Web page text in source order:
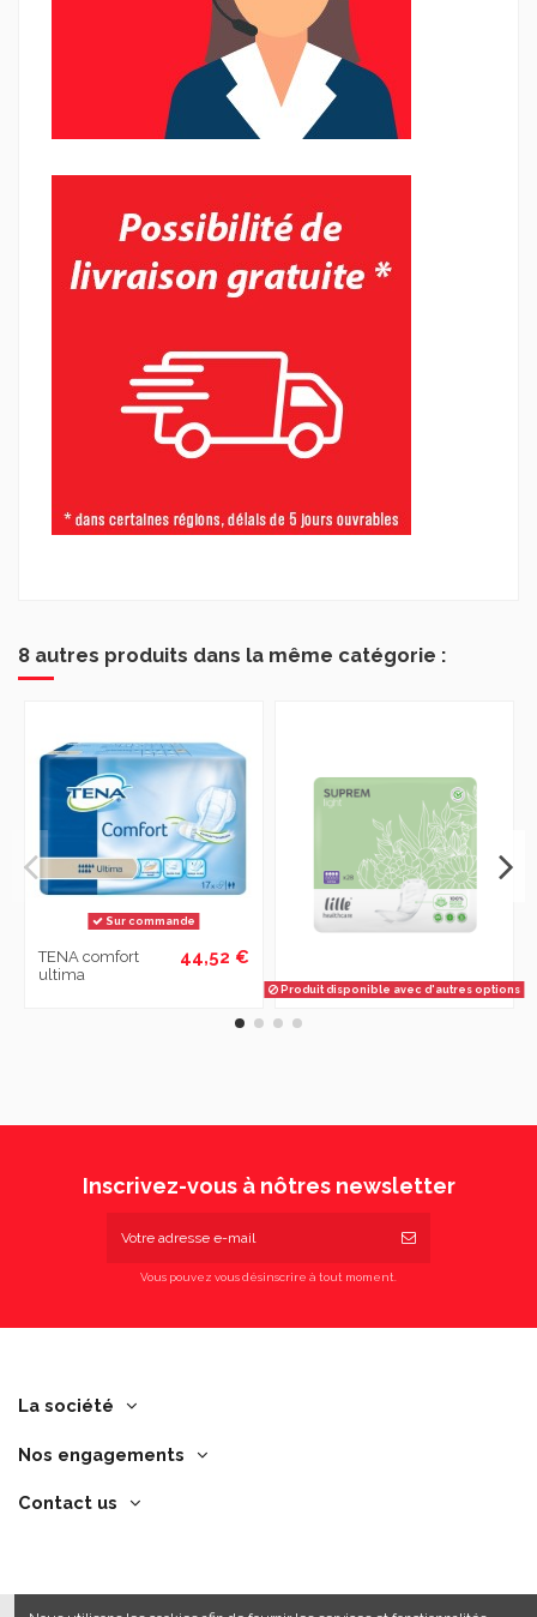
8 autres produits dans la même catégorie :
Sur commande
TENA comfort
ultima
44,52 €
Produit disponible avec d'autres options
Inscrivez-vous à nôtres newsletter
Vous pouvez vous désinscrire à tout moment.
La société
Nos engagements
Contact us